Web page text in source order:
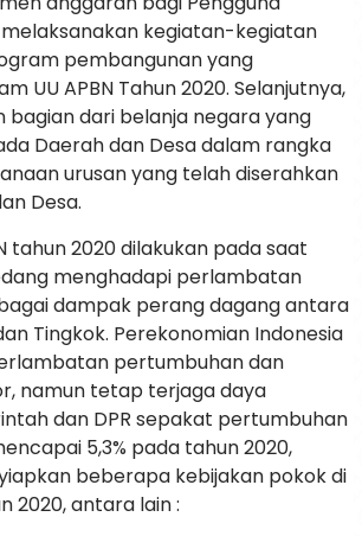
kegiatan-kegiatan
pembangunan yang
UU APBN Tahun 2020. Selanjutnya,
bagian dari belanja negara yang
Daerah dan Desa dalam rangka
urusan yang telah diserahkan
Desa.
tahun 2020 dilakukan pada saat
menghadapi perlambatan
dampak perang dagang antara
Tingkok. Perekonomian Indonesia
pertumbuhan dan
namun tetap terjaga daya
dan DPR sepakat pertumbuhan
5,3% pada tahun 2020,
beberapa kebijakan pokok di
2020, antara lain :